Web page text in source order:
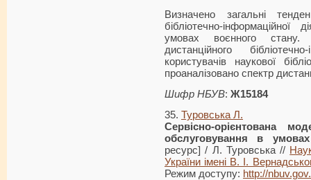
Визначено загальні
бібліотечно-інформаційної
умовах воєнного стану.
дистанційного
користувачів наукової
проаналізовано спектр
Шифр НБУВ: Ж15184
35. Туровська Л.
Сервісно-орієнтована
обслуговування в
ресурс] / Л. Туровська //
України імені В. І.
Режим доступу: http://